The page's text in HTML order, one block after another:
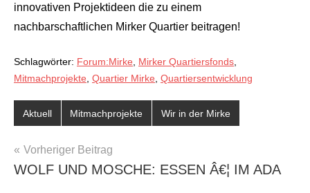
innovativen Projektideen die zu einem
nachbarschaftlichen Mirker Quartier beitragen!
Schlagwörter: Forum:Mirke Mirker Quartiersfonds
Mitmachprojekte Quartier Mirke Quartiersentwicklung
Aktuell Mitmachprojekte Wir in der Mirke
BEITRAGSNAVIGATION
Vorheriger Beitrag
WOLF UND MOSCHE: ESSEN Â€¦ IM ADA